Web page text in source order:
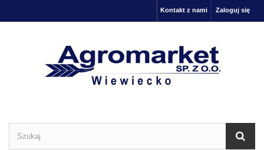
Zaloguj się
Kontakt z nami